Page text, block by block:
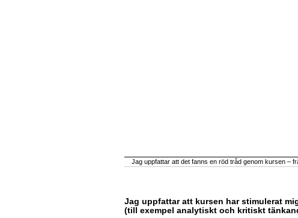
Jag uppfattar att det fanns en röd tråd genom kursen –
Jag uppfattar att kursen har stimulerat
(till exempel analytiskt och kritiskt